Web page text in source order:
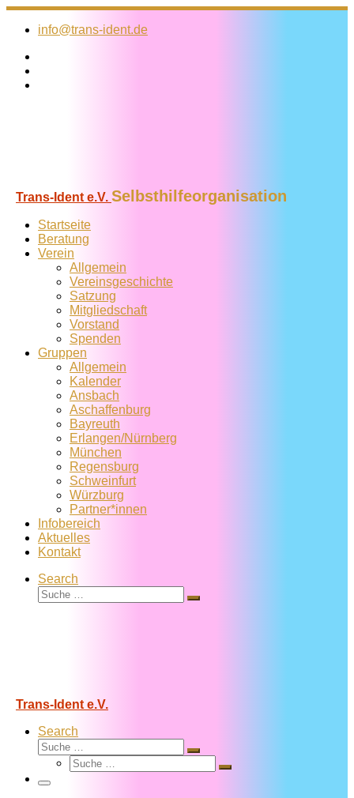
Zum
Inhalt
info@trans-ident.de
Trans-Ident e.V. Selbsthilfeorganisation
Startseite
Beratung
Verein
Allgemein
Vereins­geschichte
Satzung
Mitglied­schaft
Vorstand
Spenden
Gruppen
Allgemein
Kalender
Ansbach
Aschaffenburg
Bayreuth
Erlangen/Nürnberg
München
Regensburg
Schweinfurt
Würzburg
Partner*innen
Infobereich
Aktuelles
Kontakt
Search
Suche
Suche
Trans-Ident e.V.
Search
Suche
Suche
Suche
Suche
Menü